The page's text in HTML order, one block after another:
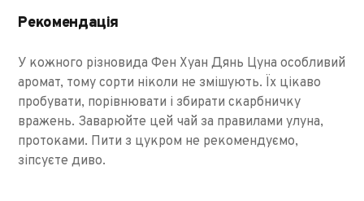
Рекомендація
У кожного різновида Фен Хуан Дянь Цуна особливий
аромат, тому сорти ніколи не змішують. Їх цікаво
пробувати, порівнювати і збирати скарбничку
вражень. Заварюйте цей чай за правилами улуна,
протоками. Пити з цукром не рекомендуємо,
зіпсуєте диво.